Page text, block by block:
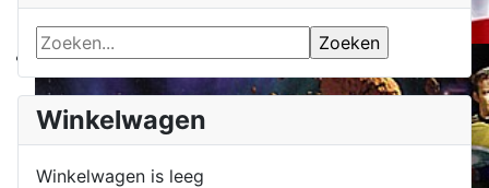
Winkelwagen
Winkelwagen is leeg